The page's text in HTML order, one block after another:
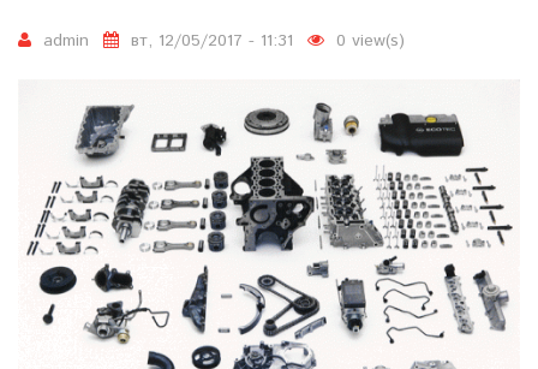
admin вт, 12/05/2017 - 11:31 0 view(s)